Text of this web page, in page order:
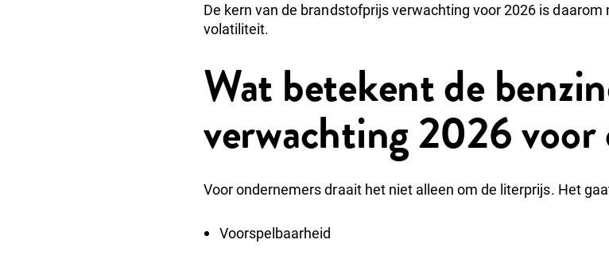
De kern van de brandstofprijs verwachting voor 2026 is
volatiliteit.
Wat betekent de
verwachting 2026 voor
Voor ondernemers draait het niet alleen om de literprijs. Het
Voorspelbaarheid